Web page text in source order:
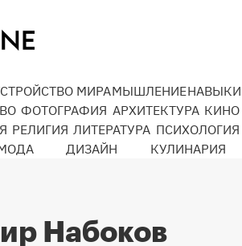
МИРАМЫШЛЕНИЕНАВЫКИ
ФОТОГРАФИЯ АРХИТЕКТУРА КИНО
РЕЛИГИЯ ЛИТЕРАТУРА ПСИХОЛОГИЯ
ДИЗАЙН КУЛИНАРИЯ
Набоков